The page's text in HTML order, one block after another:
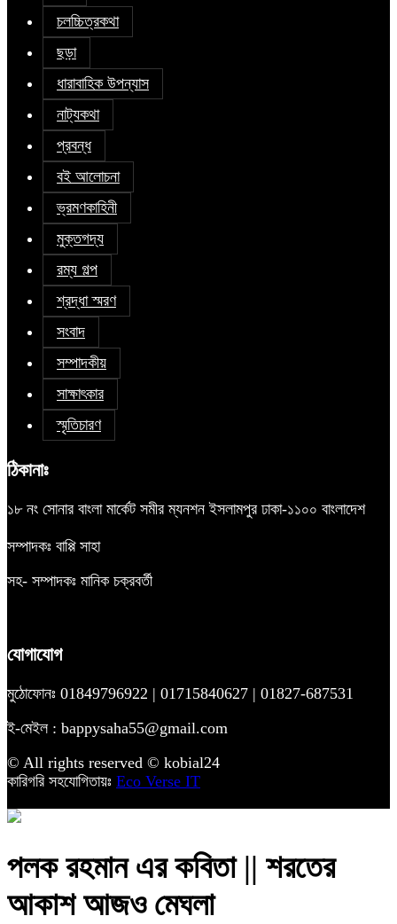
চলচ্চিত্রকথা
ছড়া
ধারাবাহিক উপন্যাস
নাট্যকথা
প্রবন্ধ
বই আলোচনা
ভ্রমণকাহিনী
মুক্তগদ্য
রম্য গল্প
শ্রদ্ধা স্মরণ
সংবাদ
সম্পাদকীয়
সাক্ষাৎকার
স্মৃতিচারণ
ঠিকানাঃ
১৮ নং সোনার বাংলা মার্কেট সমীর ম্যনশন ইসলামপুর ঢাকা-১১০০ বাংলাদেশ
সম্পাদকঃ বাপ্পি সাহা
সহ- সম্পাদকঃ মানিক চক্রবর্তী
যোগাযোগ
মুঠোফোনঃ 01849796922 | 01715840627 | 01827-687531
ই-মেইল : bappysaha55@gmail.com
© All rights reserved © kobial24
কারিগরি সহযোগিতায়ঃ Eco Verse IT
পলক রহমান এর কবিতা || শরতের
আকাশ আজও মেঘলা